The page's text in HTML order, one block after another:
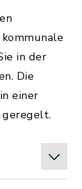
in der
Die
einer
geregelt.